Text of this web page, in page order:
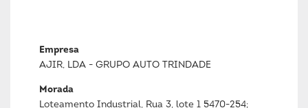
Empresa
AJIR, LDA - GRUPO AUTO TRINDADE
Morada
Loteamento Industrial, Rua 3, lote 1 5470-254;